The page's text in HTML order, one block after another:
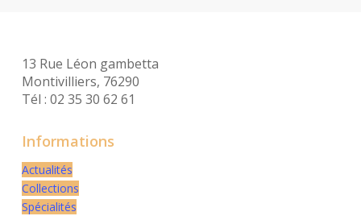
13 Rue Léon gambetta
Montivilliers, 76290
Tél : 02 35 30 62 61
Informations
Actualités
Collections
Spécialités